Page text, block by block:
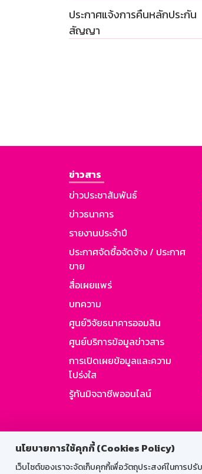
นโยบายการใช้คุกกี้ (Cookies Policy)
เว็บไซต์ของเราจะจัดเก็บคุกกี้เพื่อวัตถุประสงค์ในการ
ประกาศแจ้งการคืนหลักประกัน
สัญญา
ข่าวสาร
ข่าวประชาสัมพันธ์
ข่าวธนาคาร
รายงานประจำปี
ประกาศจัดซื้อจัดจ้าง / ประกาศ
ขาย
สื่อเผยแพร่
บทความ
ศูนย์วิจัยธนาคารออมสิน
ศูนย์บริการข้อมูลข่าวสาร
การเปิดเผยข้อมูลและความ
โปร่งใส
รู้ทันมิจฉาชีพออนไลน์